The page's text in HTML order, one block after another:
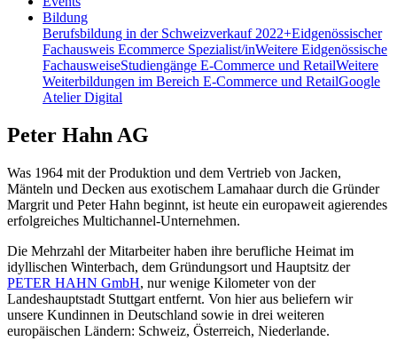
Bildung
Berufsbildung in der Schweizverkauf 2022+Eidgenössischer
Fachausweis Ecommerce Spezialist/inWeitere Eidgenössische
FachausweiseStudiengänge E-Commerce und RetailWeitere
Weiterbildungen im Bereich E-Commerce und RetailGoogle
Atelier Digital
Peter Hahn AG
Was 1964 mit der Produktion und dem Vertrieb von Jacken,
Mänteln und Decken aus exotischem Lamahaar durch die Gründer
Margrit und Peter Hahn beginnt, ist heute ein europaweit agierendes
erfolgreiches Multichannel-Unternehmen.
Die Mehrzahl der Mitarbeiter haben ihre berufliche Heimat im
idyllischen Winterbach, dem Gründungsort und Hauptsitz der
PETER HAHN GmbH, nur wenige Kilometer von der
Landeshauptstadt Stuttgart entfernt. Von hier aus beliefern wir
unsere Kundinnen in Deutschland sowie in drei weiteren
europäischen Ländern: Schweiz, Österreich, Niederlande.